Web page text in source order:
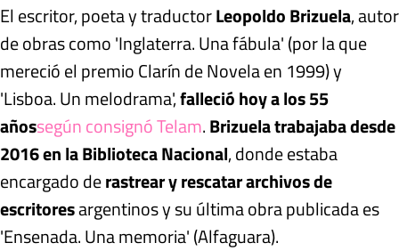
El escritor, poeta y traductorLeopoldo Brizuela, autor
de obras como 'Inglaterra. Una fábula' (por la que
mereció el premio Clarín de Novela en 1999) y
'Lisboa. Un melodrama',falleció hoy a los 55
añossegún consignó Telam.Brizuela trabajaba desde
2016 en la Biblioteca Nacional, donde estaba
encargado derastrear y rescatar archivos de
escritoresargentinos y su última obra publicada es
'Ensenada. Una memoria' (Alfaguara).